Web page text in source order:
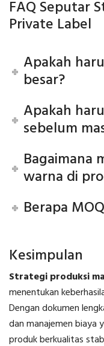
FAQ Seputar
Private Label
Apakah
besar?
Apakah
sebelum
Bagaimana
warna di
Berapa
Kesimpulan
Strategi produksi
menentukan
Dengan dokumen
dan manajemen biaya
produk berkualitas